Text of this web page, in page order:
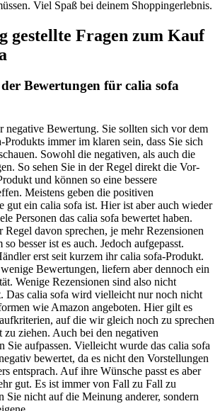
Viel Spaß bei deinem Shoppingerlebnis.
gestellte Fragen zum Kauf
Bewertungen für calia sofa
negative Bewertung. Sie sollten sich vor dem
immer im klaren sein, dass Sie sich
Sowohl die negativen, als auch die
So sehen Sie in der Regel direkt die Vor-
und können so eine bessere
Meistens geben die positiven
gut ein calia sofa ist. Hier ist aber auch wieder
Personen das calia sofa bewertet haben.
davon sprechen, je mehr Rezensionen
besser ist es auch. Jedoch aufgepasst.
erst seit kurzem ihr calia sofa-Produkt.
Bewertungen, liefern aber dennoch ein
Wenige Rezensionen sind also nicht
Das calia sofa wird vielleicht nur noch nicht
wie Amazon angeboten. Hier gilt es
auf die wir gleich noch zu sprechen
ziehen. Auch bei den negativen
Sie aufpassen. Vielleicht wurde das calia sofa
bewertet, da es nicht den Vorstellungen
entsprach. Auf ihre Wünsche passt es aber
gut. Es ist immer von Fall zu Fall zu
Sie nicht auf die Meinung anderer, sondern